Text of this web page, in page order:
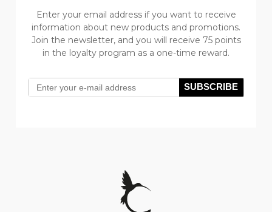
Agate necklace with a dragonfly from the
Mystical Moments collection (C22/WAŻ/18AU)
Enter your email address if you want to receive
information about new products and promotions.
Join the newsletter, and you will receive 75 points
in the loyalty program as a one-time reward.
SUBSCRIBE